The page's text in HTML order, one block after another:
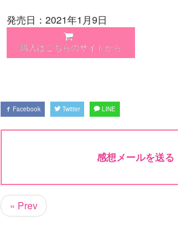
発売日：2021年1月9日
購入はこちらのサイトから
Facebook Twitter LINE
感想メールを送る
« Prev